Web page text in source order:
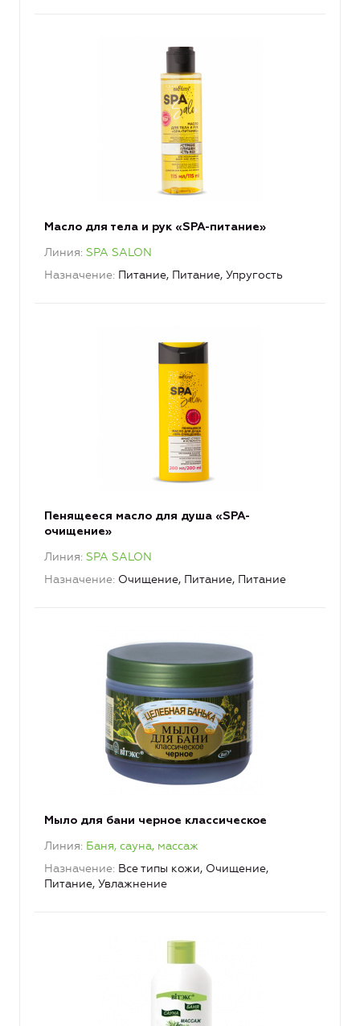
Масло для тела и рук «SPA-питание»
Линия SPA SALON
Назначение Питание, Питание, Упругость
Пенящееся масло для душа «SPA-
очищение»
Линия SPA SALON
Назначение Очищение, Питание, Питание
Мыло для бани черное классическое
Линия Баня, сауна, массаж
Назначение Все типы кожи, Очищение,
Питание, Увлажнение